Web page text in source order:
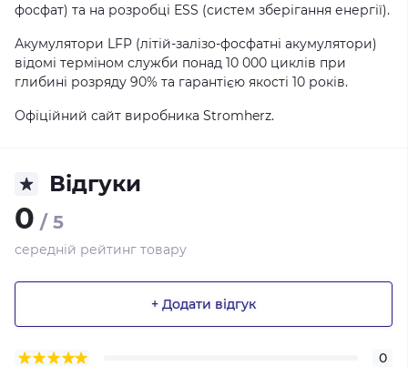
фосфат) та на розробці ESS (систем зберігання енергії).
Акумулятори LFP (літій-залізо-фосфатні акумулятори)
відомі терміном служби понад 10 000 циклів при
глибині розряду 90% та гарантією якості 10 років.
Офіційний сайт виробника Stromherz.
Відгуки
0 / 5
середній рейтинг товару
+ Додати відгук
0